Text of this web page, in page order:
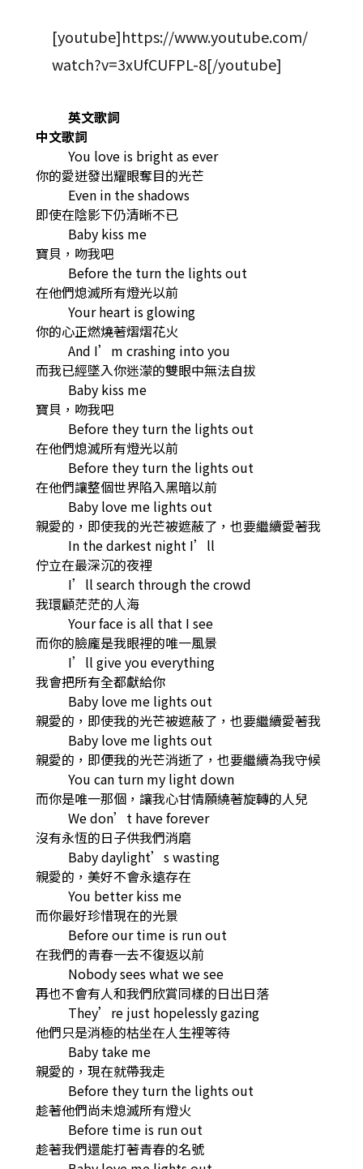
[youtube]https://www.youtube.com/
watch?v=3xUfCUFPL-8[/youtube]
英文歌詞
中文歌詞
You love is bright as ever
你的愛迸發出耀眼奪目的光芒
Even in the shadows
即使在陰影下仍清晰不已
Baby kiss me
寶貝，吻我吧
Before the turn the lights out
在他們熄滅所有燈光以前
Your heart is glowing
你的心正燃燒著熠熠花火
And I’m crashing into you
而我已經墜入你迷濛的雙眼中無法自拔
Baby kiss me
寶貝，吻我吧
Before they turn the lights out
在他們熄滅所有燈光以前
Before they turn the lights out
在他們讓整個世界陷入黑暗以前
Baby love me lights out
親愛的，即使我的光芒被遮蔽了，也要繼續愛著我
In the darkest night I’ll
佇立在最深沉的夜裡
I’ll search through the crowd
我環顧茫茫的人海
Your face is all that I see
而你的臉龐是我眼裡的唯一風景
I’ll give you everything
我會把所有全都獻給你
Baby love me lights out
親愛的，即使我的光芒被遮蔽了，也要繼續愛著我
Baby love me lights out
親愛的，即便我的光芒消逝了，也要繼續為我守候
You can turn my light down
而你是唯一那個，讓我心甘情願繞著旋轉的人兒
We don’t have forever
沒有永恆的日子供我們消磨
Baby daylight’s wasting
親愛的，美好不會永遠存在
You better kiss me
而你最好珍惜現在的光景
Before our time is run out
在我們的青春一去不復返以前
Nobody sees what we see
再也不會有人和我們欣賞同樣的日出日落
They’re just hopelessly gazing
他們只是消極的枯坐在人生裡等待
Baby take me
親愛的，現在就帶我走
Before they turn the lights out
趁著他們尚未熄滅所有燈火
Before time is run out
趁著我們還能打著青春的名號